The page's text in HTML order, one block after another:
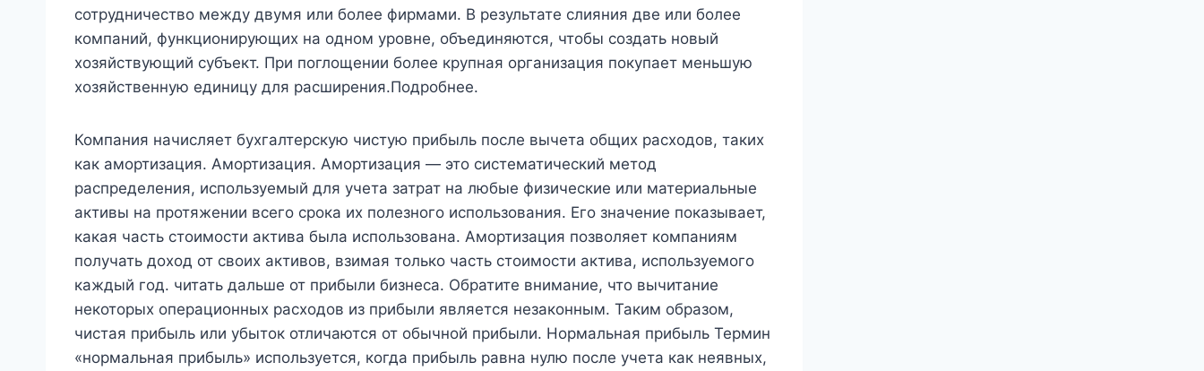
сотрудничество между двумя или более фирмами. В результате слияния две или более
компаний, функционирующих на одном уровне, объединяются, чтобы создать новый
хозяйствующий субъект. При поглощении более крупная организация покупает меньшую
хозяйственную единицу для расширения.Подробнее.
Компания начисляет бухгалтерскую чистую прибыль после вычета общих расходов, таких
как амортизация. Амортизация. Амортизация — это систематический метод
распределения, используемый для учета затрат на любые физические или материальные
активы на протяжении всего срока их полезного использования. Его значение показывает,
какая часть стоимости актива была использована. Амортизация позволяет компаниям
получать доход от своих активов, взимая только часть стоимости актива, используемого
каждый год. читать дальше от прибыли бизнеса. Обратите внимание, что вычитание
некоторых операционных расходов из прибыли является незаконным. Таким образом,
чистая прибыль или убыток отличаются от обычной прибыли. Нормальная прибыль Термин
«нормальная прибыль» используется, когда прибыль равна нулю после учета как неявных,